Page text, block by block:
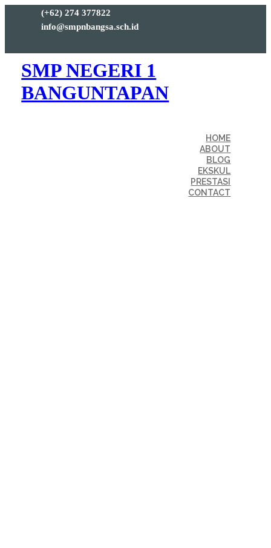
(+62) 274 377822
info@smpnbangsa.sch.id
SMP NEGERI 1
BANGUNTAPAN
HOME
ABOUT
BLOG
EKSKUL
PRESTASI
CONTACT